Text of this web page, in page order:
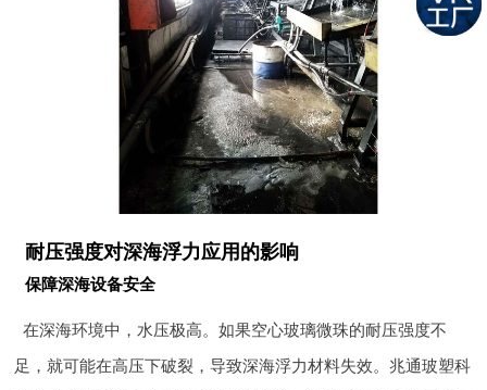
耐压强度对深海浮力应用的影响
保障深海设备安全
在深海环境中，水压极高。如果空心玻璃微珠的耐压强度不
足，就可能在高压下破裂，导致深海浮力材料失效。兆通玻塑科